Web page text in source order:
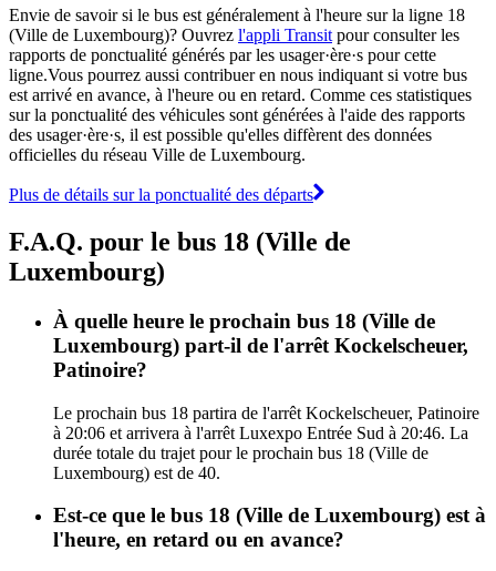
Envie de savoir si le bus est généralement à l'heure sur la ligne 18
(Ville de Luxembourg)? Ouvrez l'appli Transit pour consulter les
rapports de ponctualité générés par les usager·ère·s pour cette
ligne.Vous pourrez aussi contribuer en nous indiquant si votre bus
est arrivé en avance, à l'heure ou en retard. Comme ces statistiques
sur la ponctualité des véhicules sont générées à l'aide des rapports
des usager·ère·s, il est possible qu'elles diffèrent des données
officielles du réseau Ville de Luxembourg.
Plus de détails sur la ponctualité des départs
F.A.Q. pour le bus 18 (Ville de
Luxembourg)
À quelle heure le prochain bus 18 (Ville de
Luxembourg) part-il de l'arrêt Kockelscheuer,
Patinoire?
Le prochain bus 18 partira de l'arrêt Kockelscheuer, Patinoire
à 20:06 et arrivera à l'arrêt Luxexpo Entrée Sud à 20:46. La
durée totale du trajet pour le prochain bus 18 (Ville de
Luxembourg) est de 40.
Est-ce que le bus 18 (Ville de Luxembourg) est à
l'heure, en retard ou en avance?